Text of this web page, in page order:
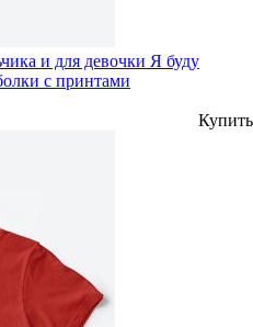
и для девочки Я буду
с принтами
Купить